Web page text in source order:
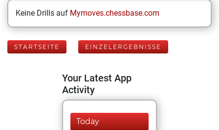
Keine Drills auf Mymoves.chessbase.com
STARTSEITE EINZELERGEBNISSE
Your Latest App
Activity
Today